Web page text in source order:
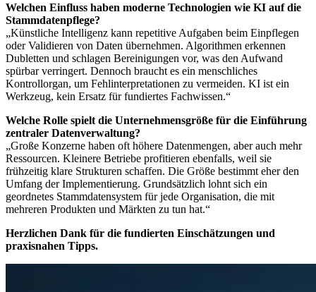
Welchen Einfluss haben moderne Technologien wie KI auf die
Stammdatenpflege?
„Künstliche Intelligenz kann repetitive Aufgaben beim Einpflegen
oder Validieren von Daten übernehmen. Algorithmen erkennen
Dubletten und schlagen Bereinigungen vor, was den Aufwand
spürbar verringert. Dennoch braucht es ein menschliches
Kontrollorgan, um Fehlinterpretationen zu vermeiden. KI ist ein
Werkzeug, kein Ersatz für fundiertes Fachwissen.“
Welche Rolle spielt die Unternehmensgröße für die Einführung
zentraler Datenverwaltung?
„Große Konzerne haben oft höhere Datenmengen, aber auch mehr
Ressourcen. Kleinere Betriebe profitieren ebenfalls, weil sie
frühzeitig klare Strukturen schaffen. Die Größe bestimmt eher den
Umfang der Implementierung. Grundsätzlich lohnt sich ein
geordnetes Stammdatensystem für jede Organisation, die mit
mehreren Produkten und Märkten zu tun hat.“
Herzlichen Dank für die fundierten Einschätzungen und
praxisnahen Tipps.